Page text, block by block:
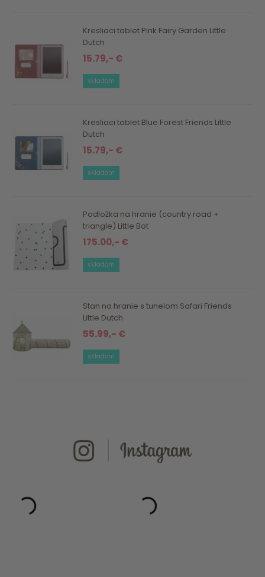
Kresliaci tablet Pink Fairy Garden Little
Dutch
15.79,- €
skladom
Kresliaci tablet Blue Forest Friends Little
Dutch
15.79,- €
skladom
Podložka na hranie (country road +
triangle) Little Bot
175.00,- €
skladom
Stan na hranie s tunelom Safari Friends
Little Dutch
55.99,- €
skladom